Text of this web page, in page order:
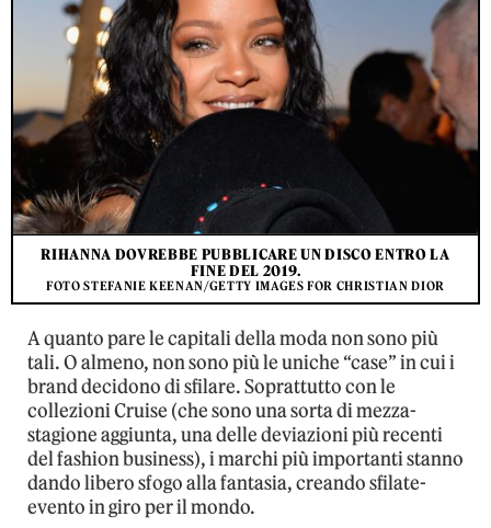
RIHANNA DOVREBBE PUBBLICARE UN DISCO ENTRO LA
FINE DEL 2019.
FOTO STEFANIE KEENAN/GETTY IMAGES FOR CHRISTIAN DIOR
A quanto pare le capitali della moda non sono più
tali. O almeno, non sono più le uniche “case” in cui i
brand decidono di sfilare. Soprattutto con le
collezioni Cruise (che sono una sorta di mezza-
stagione aggiunta, una delle deviazioni più recenti
del fashion business), i marchi più importanti stanno
dando libero sfogo alla fantasia, creando sfilate-
evento in giro per il mondo.